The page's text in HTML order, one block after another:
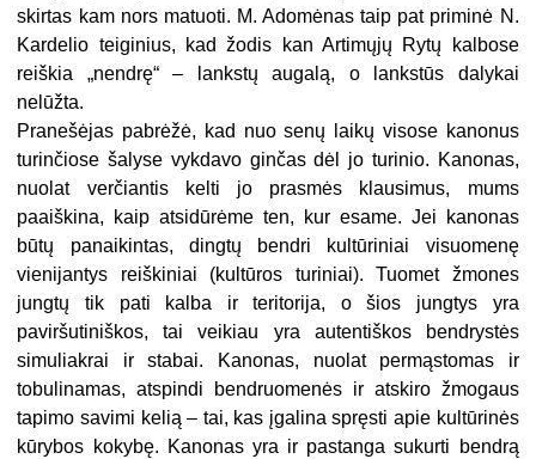
skirtas kam nors matuoti. M. Adomėnas taip pat priminė N.
Kardelio teiginius, kad žodis kan Artimųjų Rytų kalbose
reiškia „nendrę“ – lankstų augalą, o lankstūs dalykai
nelūžta.
Pranešėjas pabrėžė, kad nuo senų laikų visose kanonus
turinčiose šalyse vykdavo ginčas dėl jo turinio. Kanonas,
nuolat verčiantis kelti jo prasmės klausimus, mums
paaiškina, kaip atsidūrėme ten, kur esame. Jei kanonas
būtų panaikintas, dingtų bendri kultūriniai visuomenę
vienijantys reiškiniai (kultūros turiniai). Tuomet žmones
jungtų tik pati kalba ir teritorija, o šios jungtys yra
paviršutiniškos, tai veikiau yra autentiškos bendrystės
simuliakrai ir stabai. Kanonas, nuolat permąstomas ir
tobulinamas, atspindi bendruomenės ir atskiro žmogaus
tapimo savimi kelią – tai, kas įgalina spręsti apie kultūrinės
kūrybos kokybę. Kanonas yra ir pastanga sukurti bendrą